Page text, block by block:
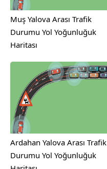
Muş Yalova Arası Trafik
Durumu Yol Yoğunluğuk
Haritası
Ardahan Yalova Arası Trafik
Durumu Yol Yoğunluğuk